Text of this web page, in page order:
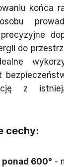
końca
do
z
cechy:
600° -